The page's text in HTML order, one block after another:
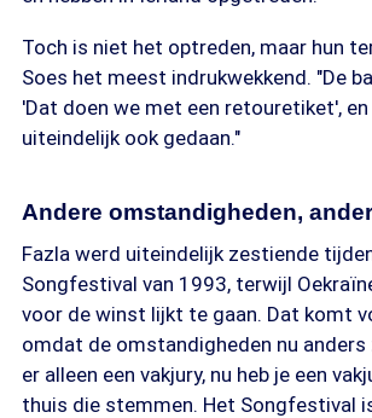
Toch is niet het optreden, maar hun
Soes het meest indrukwekkend. "De
'Dat doen we met een retouretiket',
uiteindelijk ook gedaan."
Andere omstandigheden,
Fazla werd uiteindelijk zestiende
Songfestival van 1993, terwijl
voor de winst lijkt te gaan. Dat komt
omdat de omstandigheden nu anders
er alleen een vakjury, nu heb je een
thuis die stemmen. Het Songfestival